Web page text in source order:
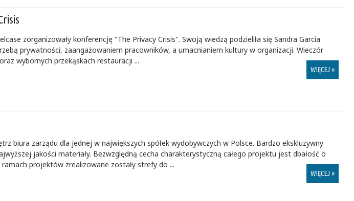
zorganizowały konferencję "The Privacy Crisis". Swoją wiedzą podzieliła się Sandra Garcia
prywatności, zaangażowaniem pracowników, a umacnianiem kultury w organizacji. Wieczór
wybornych przekąskach restauracji ...
WIĘCEJ »
biura zarządu dla jednej w największych spółek wydobywczych w Polsce. Bardzo ekskluzywny
jakości materiały. Bezwzględną cecha charakterystyczną całego projektu jest dbałość o
projektów zrealizowane zostały strefy do ...
WIĘCEJ »